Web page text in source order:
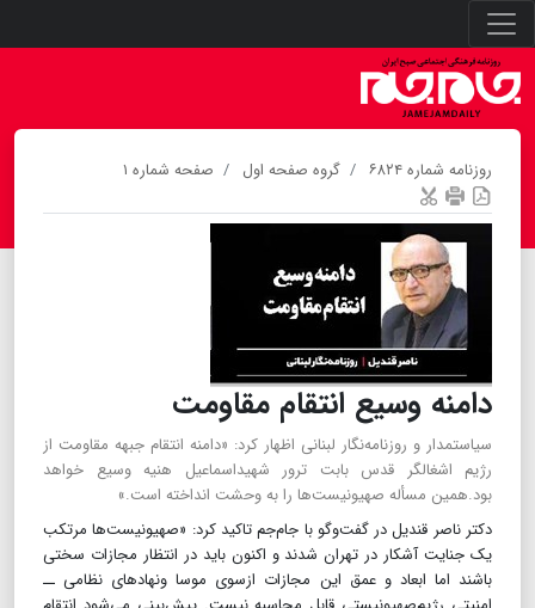
روزنامه شماره ۶۸۲۴ گروه صفحه اول صفحه شماره ۱
دامنه وسیع انتقام مقاومت
سیاستمدار و روزنامه‌نگار لبنانی اظهار کرد: «دامنه انتقام جبهه مقاومت از
رژیم اشغالگر قدس بابت ترور شهیداسماعیل هنیه وسیع خواهد
بود.همین مسأله صهیونیست‌ها را به وحشت انداخته است.»
دکتر ناصر قندیل در گفت‌وگو با جام‌جم تاکید کرد: «صهیونیست‌ها مرتکب
یک جنایت آشکار در تهران شدند و اکنون باید در انتظار مجازات سختی
باشند اما ابعاد و عمق این مجازات ازسوی موسا ونهادهای نظامی ــ